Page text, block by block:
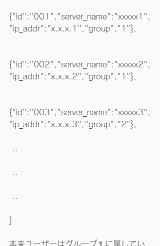
{"id":"001","server_name":"xxxxx1",
"ip_addr":"x.x.x.1","group","1"},
{"id":"002","server_name":"xxxxx2",
"ip_addr":"x.x.x.2","group","1"},
{"id":"003","server_name":"xxxxx3",
"ip_addr":"x.x.x.3","group","2"},
本来ユーザーはグループ１に属してい